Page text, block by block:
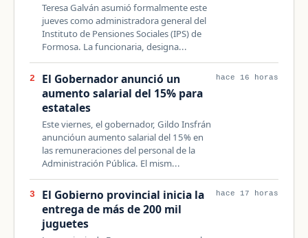
Teresa Galván asumió formalmente este
jueves como administradora general del
Instituto de Pensiones Sociales (IPS) de
Formosa. La funcionaria, designa...
2
El Gobernador anunció un
aumento salarial del 15% para
estatales
Este viernes, el gobernador, Gildo Insfrán
anuncióun aumento salarial del 15% en
las remuneraciones del personal de la
Administración Pública. El mism...
hace 16 horas
3
El Gobierno provincial inicia la
entrega de más de 200 mil
juguetes
hace 17 horas